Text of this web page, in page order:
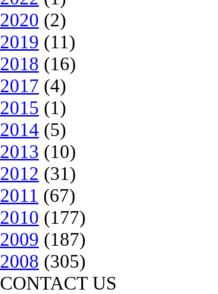
2020 (2)
2019 (11)
2018 (16)
2017 (4)
2015 (1)
2014 (5)
2013 (10)
2012 (31)
2011 (67)
2010 (177)
2009 (187)
2008 (305)
CONTACT US